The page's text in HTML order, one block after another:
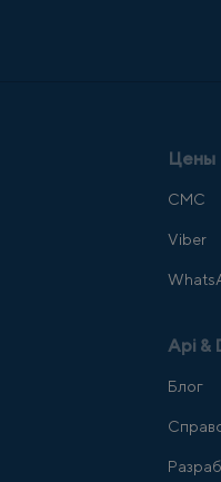
Цены
СМС
Viber
Api &
Блог